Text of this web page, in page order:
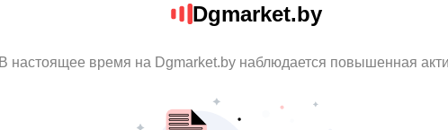
Dgmarket.by
В настоящее время на Dgmarket.by наблюдается повышенная